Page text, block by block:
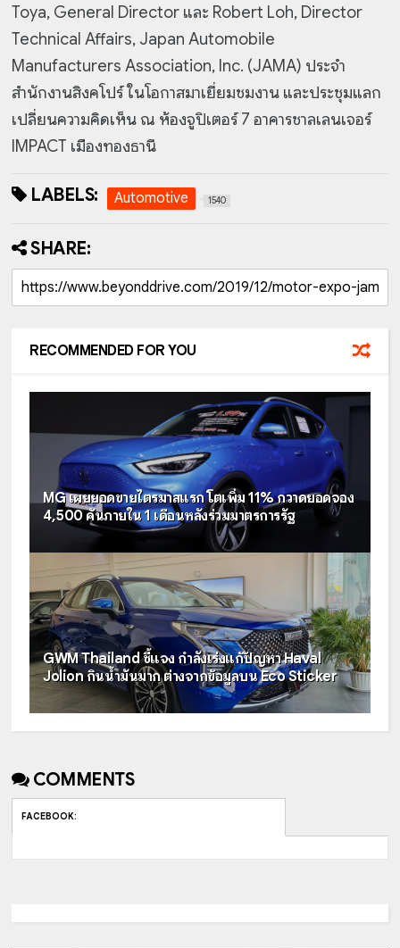
Toya, General Director และ Robert Loh, Director
Technical Affairs, Japan Automobile
Manufacturers Association, Inc. (JAMA) ประจำ
สำนักงานสิงคโปร์ ในโอกาสมาเยี่ยมชมงาน และประชุมแลก
เปลี่ยนความคิดเห็น ณ ห้องจูปิเตอร์ 7 อาคารชาลเลนเจอร์
IMPACT เมืองทองธานี
LABELS: Automotive 1540
SHARE:
RECOMMENDED FOR YOU
MG เผยยอดขายไตรมาสแรก โตเพิ่ม 11% กวาดยอดจอง
4,500 คันภายใน 1 เดือนหลังร่วมมาตรการรัฐ
GWM Thailand ชี้แจง กำลังเร่งแก้ปัญหา Haval
Jolion กินน้ำมันมาก ต่างจากข้อมูลบน Eco Sticker
COMMENTS
FACEBOOK: